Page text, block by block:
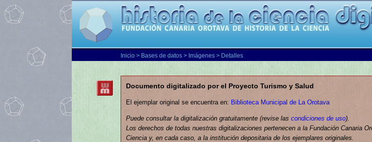
Inicio > Bases de datos > Imágenes > Detalles
Documento digitalizado por el Proyecto Turismo y Salud
El ejemplar original se encuentra en: Biblioteca Municipal de La Orotava
Puede consultar la digitalización gratuitamente (revise las condiciones de uso).
Los derechos de todas nuestras digitalizaciones pertenecen a la Fundación Canaria
Ciencia y, en cada caso, a la institución depositaria de los ejemplares originales.